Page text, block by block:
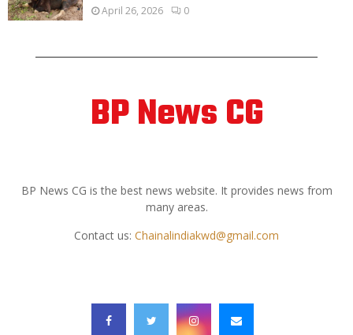
April 26, 2026 0
BP News CG
BP News CG is the best news website. It provides news from
many areas.
Contact us: Chainalindiakwd@gmail.com